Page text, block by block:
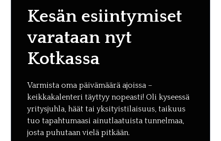
Kesän esiintymiset
varataan nyt
Kotkassa
Varmista oma päivämäärä ajoissa –
keikkakalenteri täyttyy nopeasti! Oli kyseessä
yritysjuhla, häät tai yksityistilaisuus, taikuus
tuo tapahtumaasi ainutlaatuista tunnelmaa,
josta puhutaan vielä pitkään.